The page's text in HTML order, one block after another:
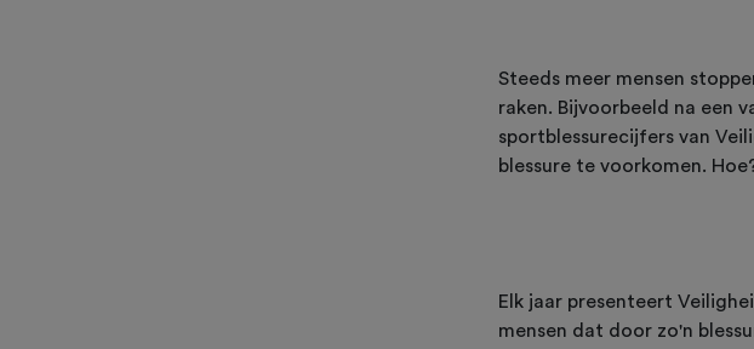
Steeds meer mensen
raken. Bijvoorbeeld na een
sportblessurecijfers van
blessure te voorkomen.
Elk jaar presenteert
mensen dat door zo'n